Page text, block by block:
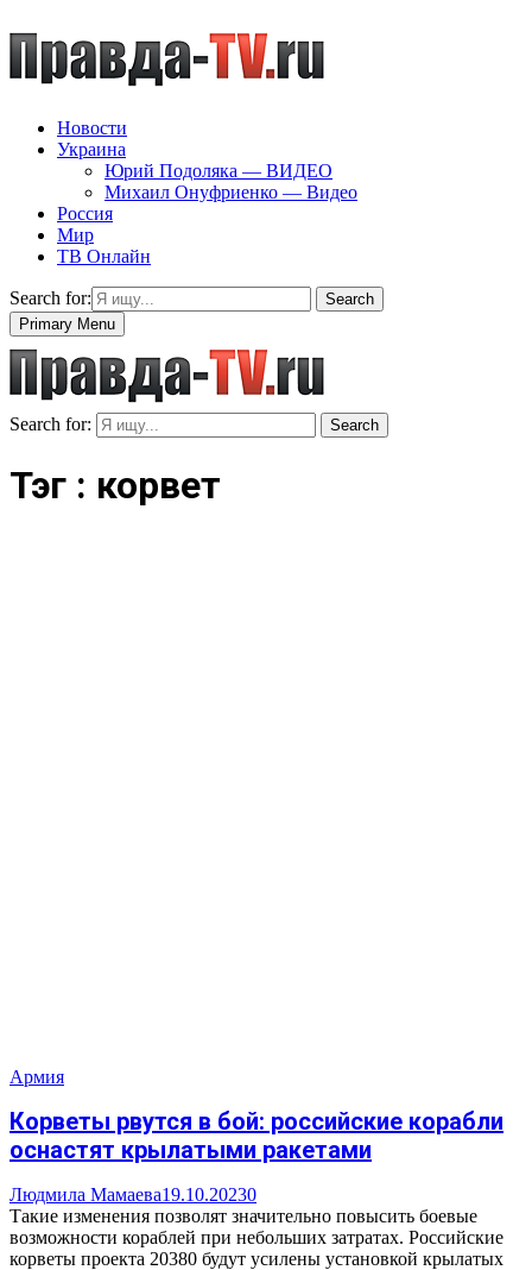
Новости
Украина
Юрий Подоляка — ВИДЕО
Михаил Онуфриенко — Видео
Россия
Мир
ТВ Онлайн
Search for:
Search
Primary Menu
Search for: Search
Тэг : корвет
Армия
Корветы рвутся в бой: российские корабли
оснастят крылатыми ракетами
Людмила Мамаева19.10.20230
Такие изменения позволят значительно повысить боевые
возможности кораблей при небольших затратах. Российские
корветы проекта 20380 будут усилены установкой крылатых